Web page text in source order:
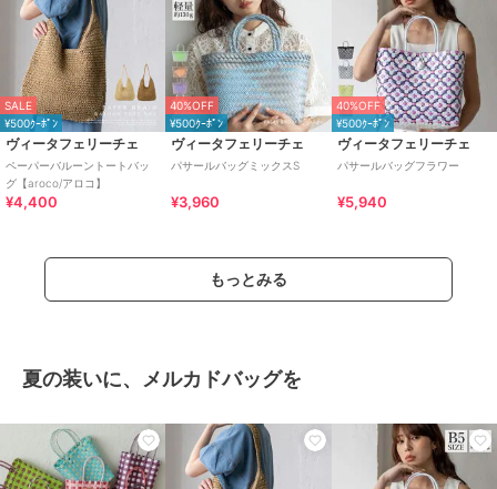
SALE
¥500ｸｰﾎﾟﾝ
ヴィータフェリーチェ
ペーパーバルーントートバッ
グ【aroco/アロコ】
¥4,400
40%OFF
¥500ｸｰﾎﾟﾝ
ヴィータフェリーチェ
パサールバッグミックスS
¥3,960
40%OFF
¥500ｸｰﾎﾟﾝ
ヴィータフェリーチェ
パサールバッグフラワー
¥5,940
もっとみる
夏の装いに、メルカドバッグを